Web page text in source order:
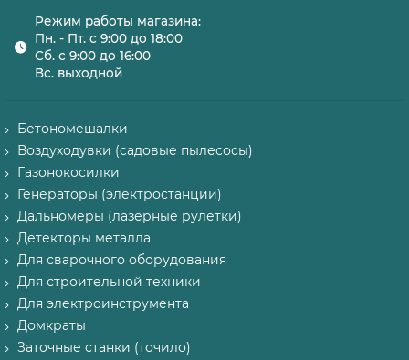
Режим работы магазина:
Пн. - Пт. с 9:00 до 18:00
Сб. с 9:00 до 16:00
Вс. выходной
Бетономешалки
Воздуходувки (садовые пылесосы)
Газонокосилки
Генераторы (электростанции)
Дальномеры (лазерные рулетки)
Детекторы металла
Для сварочного оборудования
Для строительной техники
Для электроинструмента
Домкраты
Заточные станки (точило)